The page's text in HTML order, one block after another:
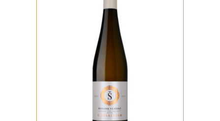
ROČNÍK 2022
zb.cukr: 4